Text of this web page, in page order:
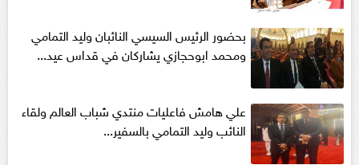
بحضور الرئيس السيسي النائبان وليد التمامي
ومحمد ابوحجازي يشاركان في قداس عيد...
علي هامش فاعليات منتدي شباب العالم ولقاء
النائب وليد التمامي بالسفير...